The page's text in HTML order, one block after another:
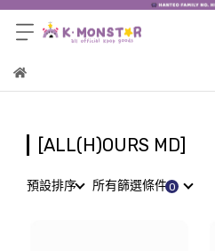
[ALL(H)OURS MD]
預設排序 所有篩選條件